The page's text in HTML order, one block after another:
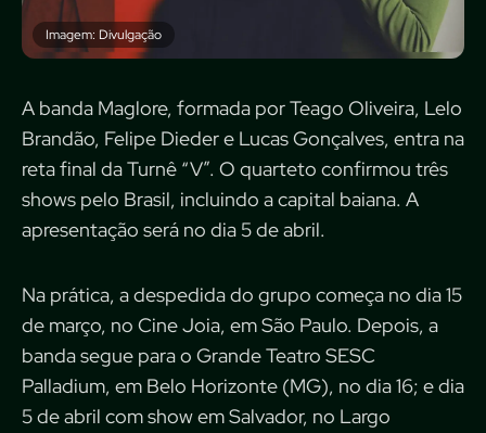
Imagem: Divulgação
A banda Maglore, formada por Teago Oliveira, Lelo
Brandão, Felipe Dieder e Lucas Gonçalves, entra na
reta final da Turnê “V”. O quarteto confirmou três
shows pelo Brasil, incluindo a capital baiana. A
apresentação será no dia 5 de abril.
Na prática, a despedida do grupo começa no dia 15
de março, no Cine Joia, em São Paulo. Depois, a
banda segue para o Grande Teatro SESC
Palladium, em Belo Horizonte (MG), no dia 16; e dia
5 de abril com show em Salvador, no Largo